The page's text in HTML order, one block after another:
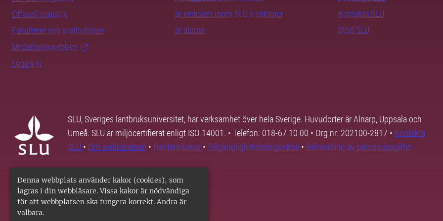
Denna webbplats använder kakor (cookies), som
lagras i din webbläsare. Vissa kakor är nödvändiga
för att webbplatsen ska fungera korrekt. Andra är
valbara.
Officiell statistik
Fakulteter och institutioner
Medarbetarwebben
Logga in
är verksam inom SLU:s sektorer
är alumn
Kontakta SLU
Stöd SLU
SLU, Sveriges lantbruksuniversitet, har verksamhet över hela Sverige. Huvudorter är Alnarp, Uppsala och
Umeå. SLU är miljöcertifierat enligt ISO 14001. • Telefon: 018-67 10 00 • Org nr: 202100-2817 • Kontakta
SLU • Om webbplatsen • Hantera kakor • Tillgänglighetsredogörelse • Behandling av personuppgifter